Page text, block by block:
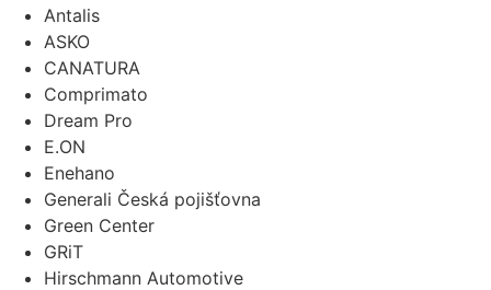
Antalis
ASKO
CANATURA
Comprimato
Dream Pro
E.ON
Enehano
Generali Česká pojišťovna
Green Center
GRiT
Hirschmann Automotive